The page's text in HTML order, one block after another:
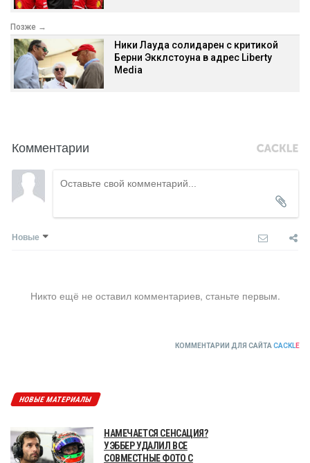
Позже →
Ники Лауда солидарен с критикой
Берни Экклстоуна в адрес Liberty
Media
Комментарии
Новые
Никто ещё не оставил комментариев, станьте первым.
КОММЕНТАРИИ ДЛЯ САЙТА CACKLE
НОВЫЕ МАТЕРИАЛЫ
НАМЕЧАЕТСЯ СЕНСАЦИЯ?
УЭББЕР УДАЛИЛ ВСЕ
СОВМЕСТНЫЕ ФОТО С